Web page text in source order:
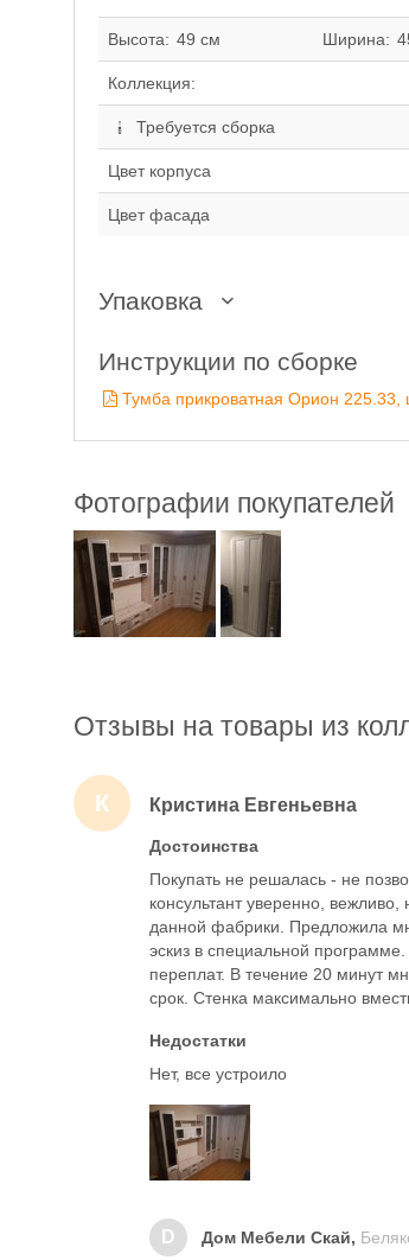
Высота: 49 см Ширина:
Коллекция:
Требуется сборка
Цвет корпуса
Цвет фасада
Упаковка
Инструкции по сборке
Тумба прикроватная Орион 225.33,
Фотографии покупателей
Отзывы на товары из
К Кристина Евгеньевна
Достоинства
Покупать не решалась - не
консультант уверенно,
данной фабрики. Предложила
эскиз в специальной
переплат. В течение 20 минут
срок. Стенка максимально
Недостатки
Нет, все устроило
D Дом Мебели Скай,